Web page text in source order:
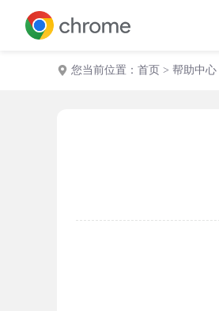
您当前位置： 首页 > 帮助中心